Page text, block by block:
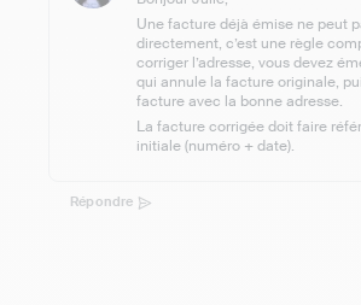
Une facture déjà émise ne peut
directement, c’est une règle
corriger l’adresse, vous devez
qui annule la facture originale,
facture avec la bonne adresse.
La facture corrigée doit faire
initiale (numéro + date).
Répondre